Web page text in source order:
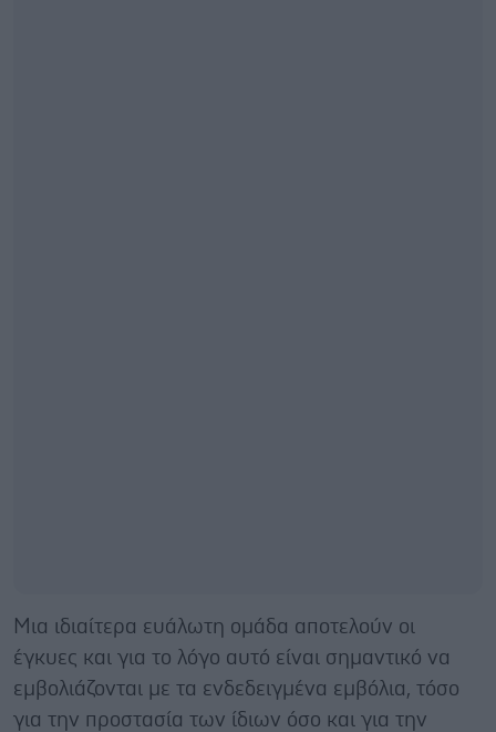
Μια ιδιαίτερα ευάλωτη ομάδα αποτελούν οι
έγκυες και για το λόγο αυτό είναι σημαντικό να
εμβολιάζονται με τα ενδεδειγμένα εμβόλια, τόσο
για την προστασία των ίδιων όσο και για την